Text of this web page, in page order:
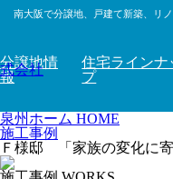
南大阪で分譲地、戸建て新築、リ
分譲地情
報
住宅ラインナ
プ
泉州ホーム HOME
施工事例
Ｆ様邸 「家族の変化に寄